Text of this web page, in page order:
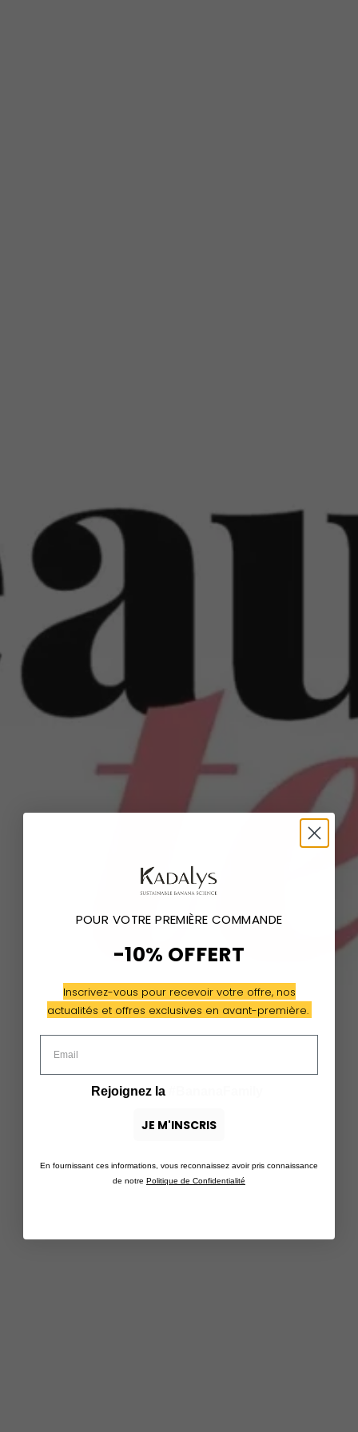
POUR VOTRE PREMIÈRE COMMANDE
-10% OFFERT
Inscrivez-vous pour recevoir votre offre, nos
actualités et offres exclusives en avant-première.
Rejoignez la
JE M'INSCRIS
En fournissant ces informations, vous reconnaissez avoir pris connaissance
de notre Politique de Confidentialité